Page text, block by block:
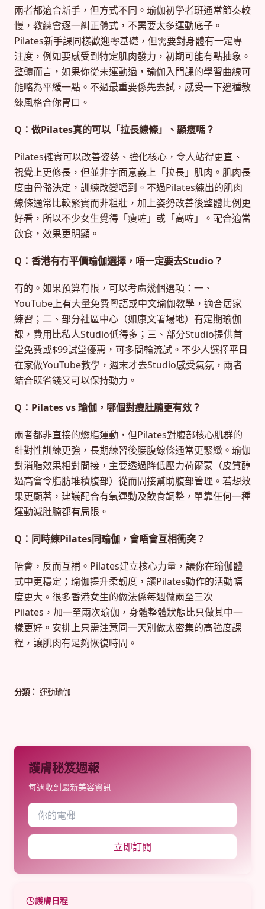
兩者都適合新手，但方式不同。瑜伽初學者班通常節奏較
慢，教練會逐一糾正體式，不需要太多運動底子。
Pilates新手課同樣歡迎零基礎，但需要對身體有一定專
注度，例如要感受到特定肌肉發力，初期可能有點抽象。
整體而言，如果你從未運動過，瑜伽入門課的學習曲線可
能略為平緩一點。不過最重要係先去試，感受一下邊種教
練風格合你胃口。
Q：做Pilates真的可以「拉長線條」、顯瘦嗎？
Pilates確實可以改善姿勢、強化核心，令人站得更直、
視覺上更修長，但並非字面意義上「拉長」肌肉。肌肉長
度由骨骼決定，訓練改變唔到。不過Pilates練出的肌肉
線條通常比較緊實而非粗壯，加上姿勢改善後整體比例更
好看，所以不少女生覺得「瘦咗」或「高咗」。配合適當
飲食，效果更明顯。
Q：香港有冇平價瑜伽選擇，唔一定要去Studio？
有的。如果預算有限，可以考慮幾個選項：一、
YouTube上有大量免費粵語或中文瑜伽教學，適合居家
練習；二、部分社區中心（如康文署場地）有定期瑜伽
課，費用比私人Studio低得多；三、部分Studio提供首
堂免費或$99試堂優惠，可多間輪流試。不少人選擇平日
在家做YouTube教學，週末才去Studio感受氣氛，兩者
結合既省錢又可以保持動力。
Q：Pilates vs 瑜伽，哪個對瘦肚腩更有效？
兩者都非直接的燃脂運動，但Pilates對腹部核心肌群的
針對性訓練更強，長期練習後腰腹線條通常更緊緻。瑜伽
對消脂效果相對間接，主要透過降低壓力荷爾蒙（皮質醇
過高會令脂肪堆積腹部）從而間接幫助腹部管理。若想效
果更顯著，建議配合有氧運動及飲食調整，單靠任何一種
運動減肚腩都有局限。
Q：同時練Pilates同瑜伽，會唔會互相衝突？
唔會，反而互補。Pilates建立核心力量，讓你在瑜伽體
式中更穩定；瑜伽提升柔韌度，讓Pilates動作的活動幅
度更大。很多香港女生的做法係每週做兩至三次
Pilates，加一至兩次瑜伽，身體整體狀態比只做其中一
樣更好。安排上只需注意同一天別做太密集的高強度課
程，讓肌肉有足夠恢復時間。
分類： 運動瑜伽
護膚秘笈週報
每週收到最新美容資訊
立即訂閱
護膚日程